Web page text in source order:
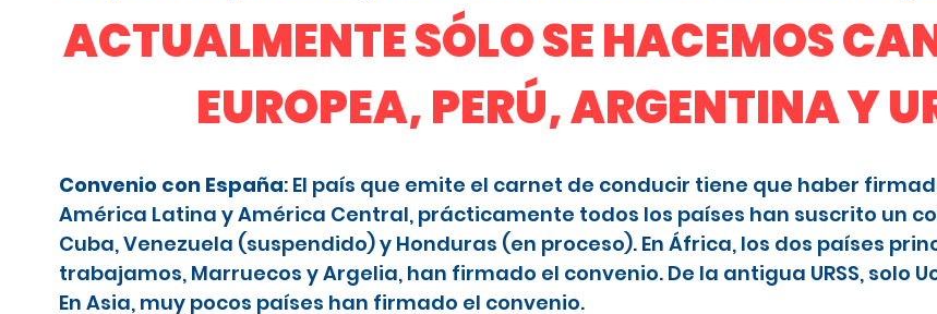
ACTUALMENTE SÓLO SE HACEMOS
EUROPEA, PERÚ, ARGENTINA Y
Convenio con España: El país que emite el carnet de conducir tiene que haber
América Latina y América Central, prácticamente todos los países han suscrito un
Cuba, Venezuela (suspendido) y Honduras (en proceso). En África, los dos países
trabajamos, Marruecos y Argelia, han firmado el convenio. De la antigua URSS, solo
En Asia, muy pocos países han firmado el convenio.